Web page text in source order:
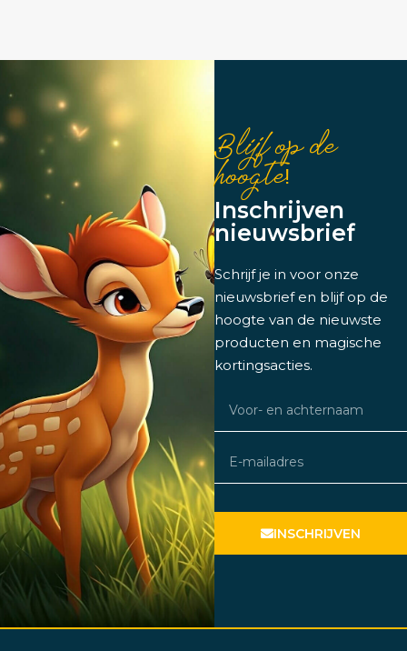
Blijf op de
hoogte!
Inschrijven
nieuwsbrief
Schrijf je in voor onze
nieuwsbrief en blijf op de
hoogte van de nieuwste
producten en magische
kortingsacties.
INSCHRIJVEN